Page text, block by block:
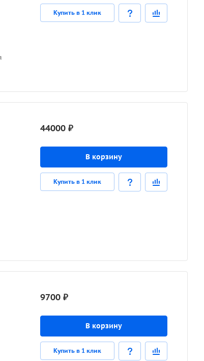
Купить в 1 клик
44000 ₽
В корзину
Купить в 1 клик
9700 ₽
В корзину
Купить в 1 клик